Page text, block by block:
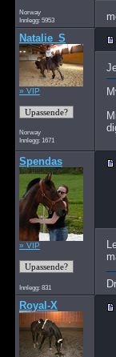
Norway
Innlegg: 5953
Natalie_S
» VIP
Norway
Innlegg: 1671
Spendas
» VIP
Innlegg: 831
Royal-X